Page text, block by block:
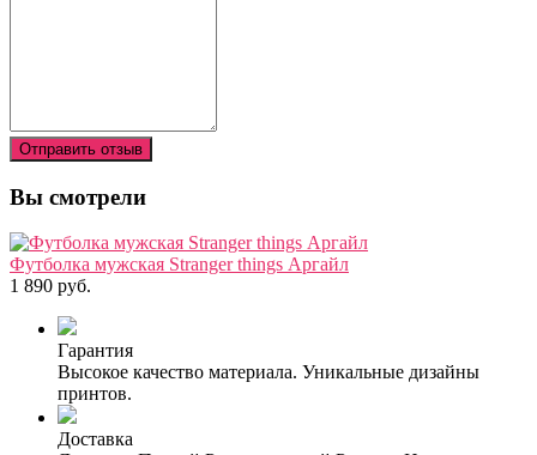
Отправить отзыв
Вы смотрели
Футболка мужская Stranger things Аргайл
1 890 руб.
Гарантия
Высокое качество материала. Уникальные дизайны
принтов.
Доставка